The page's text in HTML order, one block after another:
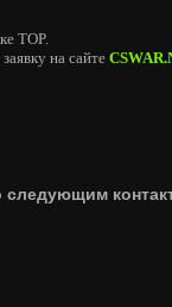
TOP.
на сайте
следующим